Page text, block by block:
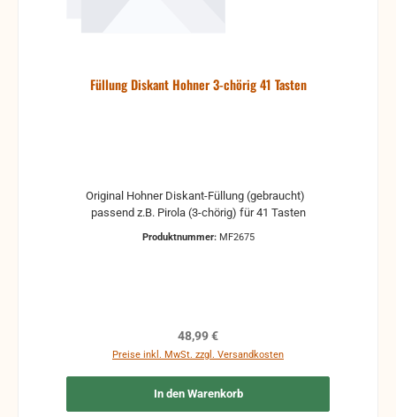
Füllung Diskant Hohner 3-chörig 41 Tasten
Original Hohner Diskant-Füllung (gebraucht)
passend z.B. Pirola (3-chörig) für 41 Tasten
Produktnummer: MF2675
Regulärer Preis:
48,99 €
Preise inkl. MwSt. zzgl. Versandkosten
In den Warenkorb